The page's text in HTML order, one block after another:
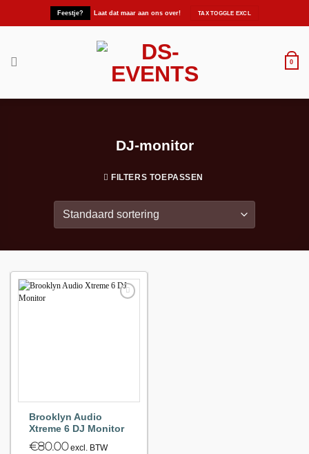
Feestje? Laat dat maar aan ons over!
0
DJ-monitor
FILTERS TOEPASSEN
Brooklyn Audio
Xtreme 6 DJ Monitor
€80.00excl. BTW